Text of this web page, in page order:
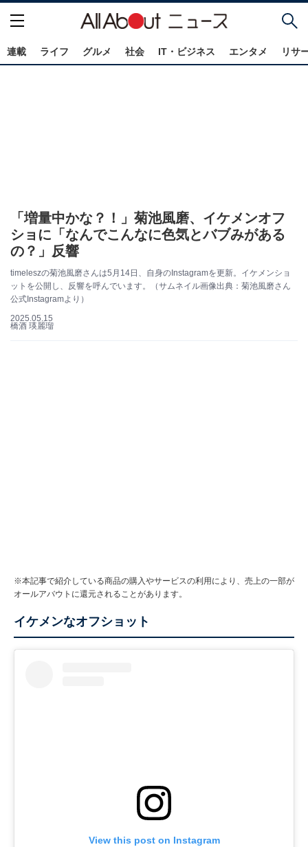
連載 ライフ グルメ 社会 IT・ビジネス エンタメ リサ
「増量中かな？！」菊池風磨、イケメンオフ
ショに「なんでこんなに色気とバブみがある
の？」反響
timeleszの菊池風磨さんは5月14日、自身のInstagramを更新。イケメンショ
ットを公開し、反響を呼んでいます。（サムネイル画像出典：菊池風磨さん
公式Instagramより）
2025.05.15
橋酒 瑛麗瑠
※本記事で紹介している商品の購入やサービスの利用により、売上の一部が
オールアバウトに還元されることがあります。
イケメンなオフショット
View this post on Instagram